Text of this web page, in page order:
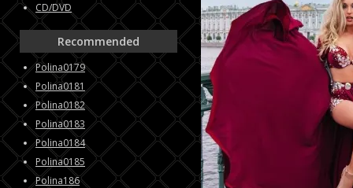
CD/DVD
Recommended
Polina0179
Polina0181
Polina0182
Polina0183
Polina0184
Polina0185
Polina186